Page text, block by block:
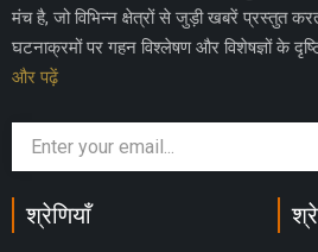
मंच है, जो विभिन्न क्षेत्रों से जुड़ी खबरें प्रस्तुत
घटनाक्रमों पर गहन विश्लेषण और विशेषज्ञों के
और पढ़ें
श्रेणियाँ